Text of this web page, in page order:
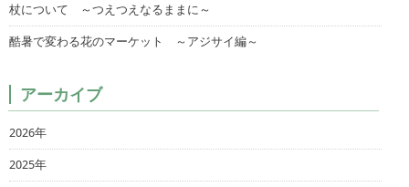
杖について ～つえつえなるままに～
酷暑で変わる花のマーケット ～アジサイ編～
アーカイブ
2026年
2025年